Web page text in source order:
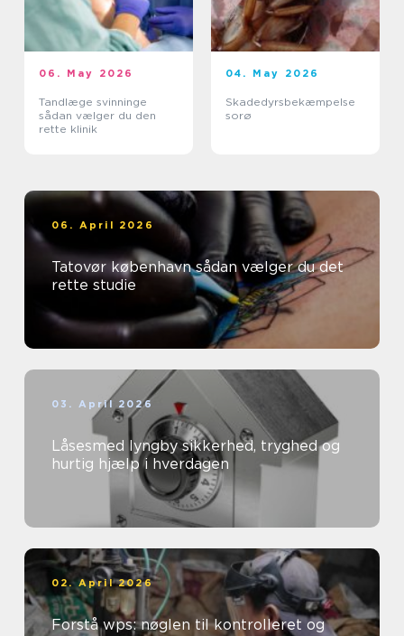
06. May 2026
Tandlæge svinninge
sådan vælger du den
rette klinik
04. May 2026
Skadedyrsbekæmpelse
sorø
06. April 2026
Tatovør københavn sådan vælger du det
rette studie
03. April 2026
Låsesmed lyngby sikkerhed, tryghed og
hurtig hjælp i hverdagen
02. April 2026
Forstå wps: nøglen til kontrolleret og